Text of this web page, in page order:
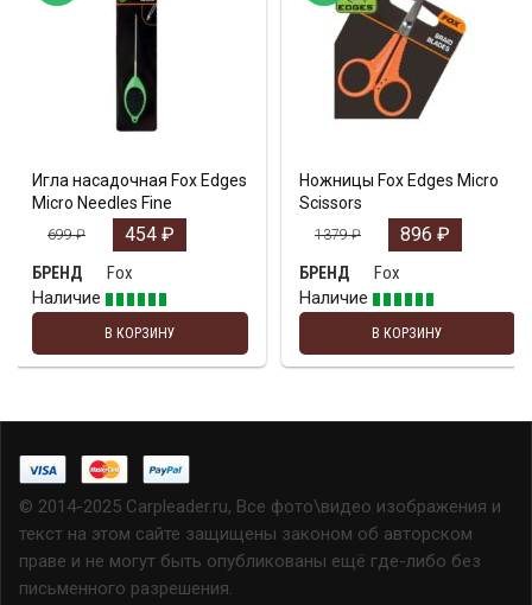
Игла насадочная Fox Edges
Micro Needles Fine
699₽ 454 ₽
БРЕНД
Fox
Наличие
В КОРЗИНУ
Ножницы Fox Edges Micro
Scissors
1379₽ 896 ₽
БРЕНД
Fox
Наличие
В КОРЗИНУ
© 2014-2025 Carpleader.ru, Все фото\видео изображения и
текст на этом сайте защищены законом об авторском
праве и не могут быть опубликованы ещё где-либо без
письменного разрешения.